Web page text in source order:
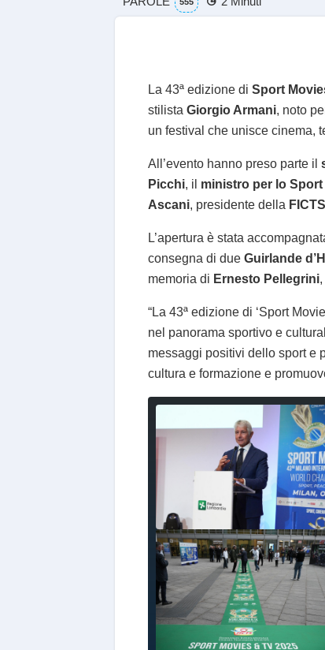
La 43ª edizione di Sport
stilista Giorgio Armani, noto
un festival che unisce cinema,
All’evento hanno preso parte il
Picchi, il ministro per lo
Ascani, presidente della
L’apertura è stata
consegna di due Guirlande
memoria di Ernesto Pellegrini
“La 43ª edizione di ‘Sport
nel panorama sportivo e
messaggi positivi dello sport e
cultura e formazione e